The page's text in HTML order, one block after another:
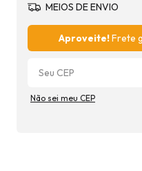
MEIOS DE ENVIO
Aproveite!Frete
Não sei meu CEP